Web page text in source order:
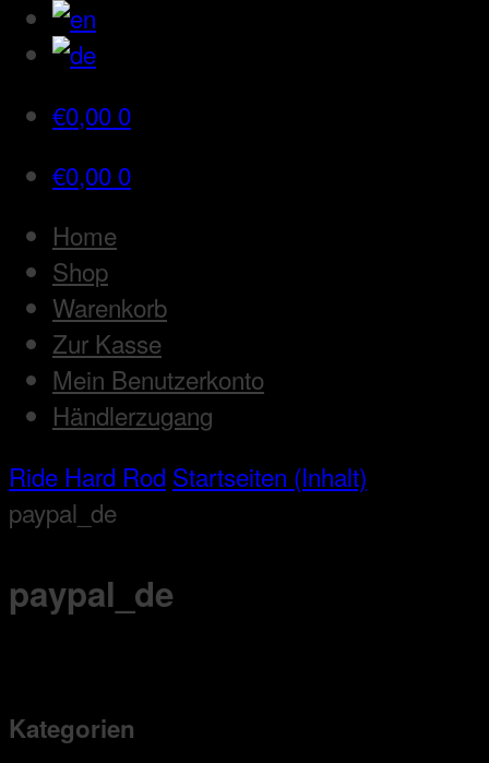
€0,00 0
€0,00 0
Home
Shop
Warenkorb
Zur Kasse
Mein Benutzerkonto
Händlerzugang
Ride Hard Rod Startseiten (Inhalt)
paypal_de
paypal_de
Kategorien